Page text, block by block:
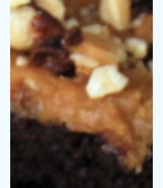
"Klimahebel des Alltags - Schwerpunkt
Ernährung & Wohnen" organisiert. Wir
haben uns sehr über die vielen
interessanten Gespräche gefreut! Alle
Rezepte zu den süßen und herzhaften
Angeboten des vegans-Standes gibt es
auf der Homepage der vegans:
https://www.vegans4future-
hall.de/post/rezepte-vom-
nachhaltigkeitsstand .